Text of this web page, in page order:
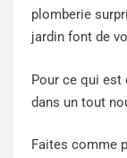
plomberie
jardin font de
Pour ce qui est
dans un tout
Faites comme